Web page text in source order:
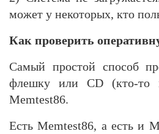
может у некоторых, кто
Как проверить
Самый простой способ
флешку или CD (кто-то
Memtest86.
Есть Memtest86, а есть и